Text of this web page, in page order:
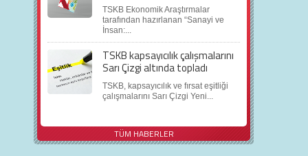
TSKB Ekonomik Araştırmalar
tarafından hazırlanan “Sanayi ve
İnsan:...
TSKB kapsayıcılık çalışmalarını
Sarı Çizgi altında topladı
TSKB, kapsayıcılık ve fırsat eşitliği
çalışmalarını Sarı Çizgi Yeni...
TÜM HABERLER